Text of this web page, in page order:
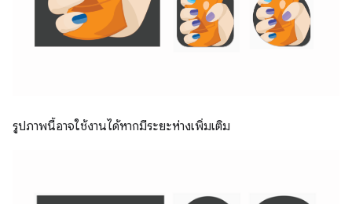
รูปภาพนี้อาจใช้งานได้หากมีระยะห่างเพิ่มเติม